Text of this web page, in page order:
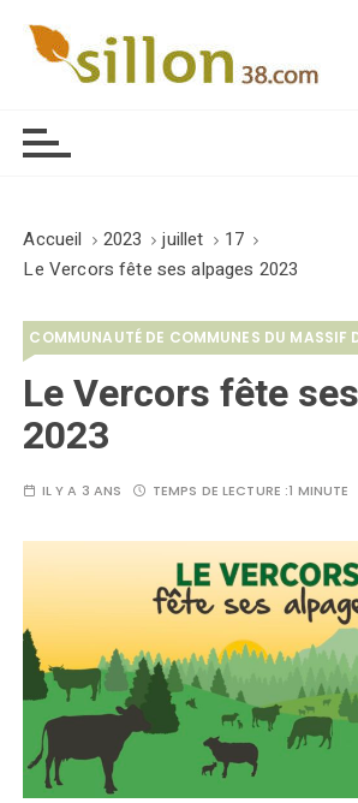
Accueil 2023 juillet
17
Le Vercors fête ses alpages 2023
COMMUNAUTÉ DE COMMUNES DU MASSIF
Le Vercors fête
2023
IL Y A 3 ANS TEMPS DE LECTURE :1 MINUTE